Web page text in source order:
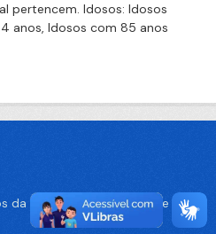
pertencem. Idosos: Idosos
anos, Idosos com 85 anos
da Prefeitura da Cidade de